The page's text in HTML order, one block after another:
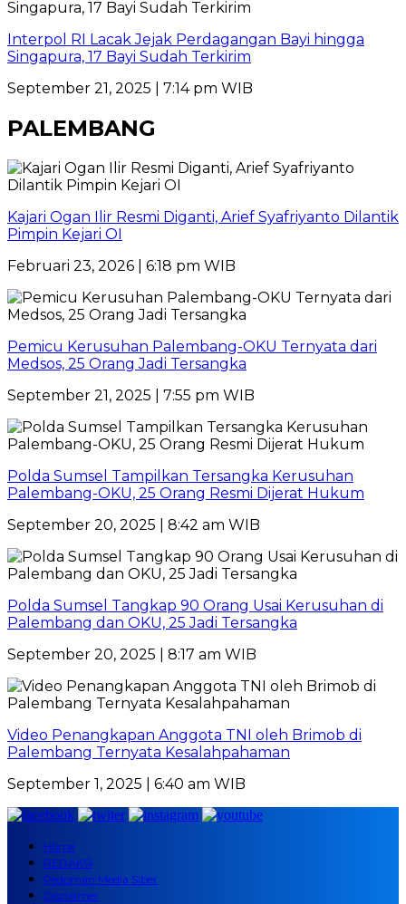
Interpol RI Lacak Jejak Perdagangan Bayi hingga
Singapura, 17 Bayi Sudah Terkirim
September 21, 2025 | 7:14 pm WIB
PALEMBANG
Kajari Ogan Ilir Resmi Diganti, Arief Syafriyanto Dilantik
Pimpin Kejari OI
Februari 23, 2026 | 6:18 pm WIB
Pemicu Kerusuhan Palembang-OKU Ternyata dari
Medsos, 25 Orang Jadi Tersangka
September 21, 2025 | 7:55 pm WIB
Polda Sumsel Tampilkan Tersangka Kerusuhan
Palembang-OKU, 25 Orang Resmi Dijerat Hukum
September 20, 2025 | 8:42 am WIB
Polda Sumsel Tangkap 90 Orang Usai Kerusuhan di
Palembang dan OKU, 25 Jadi Tersangka
September 20, 2025 | 8:17 am WIB
Video Penangkapan Anggota TNI oleh Brimob di
Palembang Ternyata Kesalahpahaman
September 1, 2025 | 6:40 am WIB
Home
REDAKSI
Pedoman Media Siber
Disclaimer